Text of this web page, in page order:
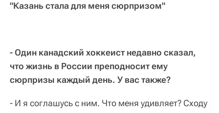
"Казань стала для меня сюрпризом"
- Один канадский хоккеист недавно сказал,
что жизнь в России преподносит ему
сюрпризы каждый день. У вас также?
- И я соглашусь с ним. Что меня удивляет? Сходу